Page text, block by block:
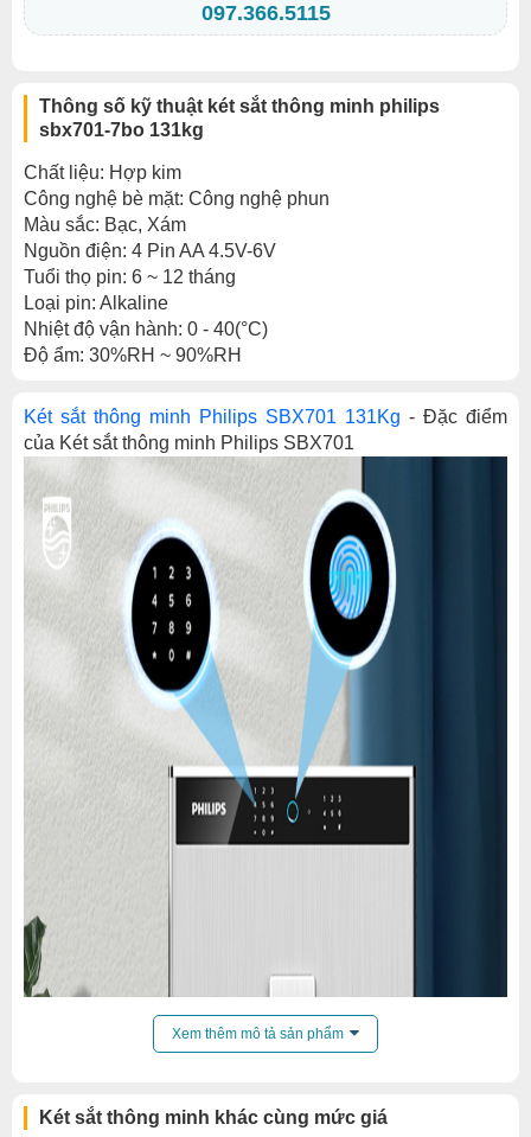
097.366.5115
Thông số kỹ thuật két sắt thông minh philips
sbx701-7bo 131kg
Chất liệu: Hợp kim
Công nghệ bè mặt: Công nghệ phun
Màu sắc: Bạc, Xám
Nguồn điện: 4 Pin AA 4.5V-6V
Tuổi thọ pin: 6 ~ 12 tháng
Loại pin: Alkaline
Nhiệt độ vận hành: 0 - 40(°C)
Độ ẩm: 30%RH ~ 90%RH
Két sắt thông minh Philips SBX701 131Kg - Đặc điểm
của Két sắt thông minh Philips SBX701
Xem thêm mô tả sản phẩm
Két sắt thông minh khác cùng mức giá